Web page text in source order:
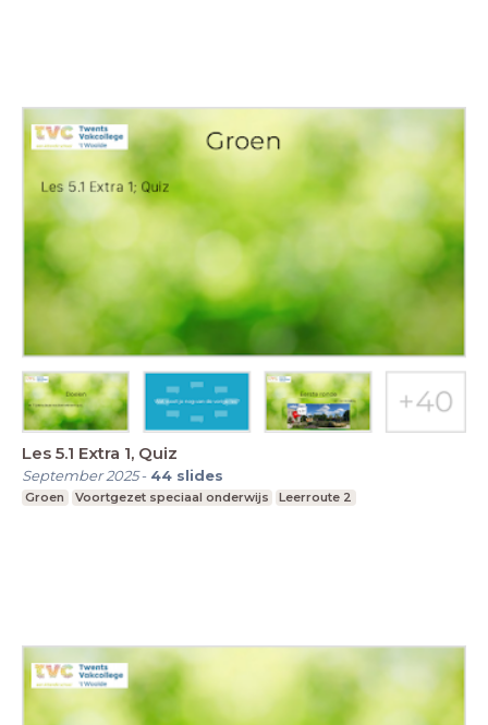
Les 5.1 Extra 1, Quiz
September 2025- 44 slides
Groen Voortgezet speciaal onderwijs Leerroute 2